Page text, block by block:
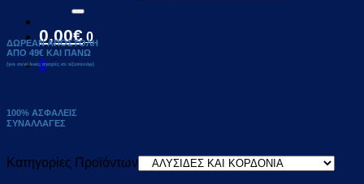
0,00€ 0
0
ΔΩΡΕΑΝ ΑΠΟΣΤΟΛΗ
ΑΠΟ 49€ ΚΑΙ ΠΑΝΩ
(για συνολικές αγορές σε αξεσουάρ)
100% ΑΣΦΑΛΕΙΣ
ΣΥΝΑΛΛΑΓΕΣ
Κατηγορίες Προϊόντων